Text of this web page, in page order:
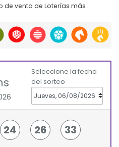
de venta de Loterías más
Seleccione la fecha
del sorteo
24 26
33